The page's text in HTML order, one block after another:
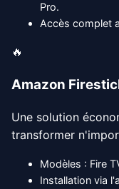
Pro.
Accès complet
🔥
Amazon
Une solution
transformer
Modèles : Fire
Installation via